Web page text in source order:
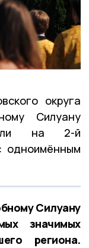
округа
Силуану
на 2-й
одноимённым
Силуану
значимых
региона.